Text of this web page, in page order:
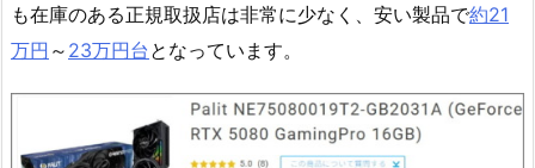
も在庫のある正規取扱店は非常に少なく、安い製品で約21
万円 ～ 23万円台 となっています。